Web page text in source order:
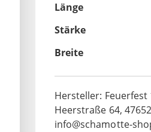
Länge
Stärke
Breite
Hersteller: Feuerfest
Heerstraße 64,
info@schamotte-